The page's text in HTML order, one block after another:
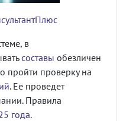
в
составы обезличен
пройти проверку на
. Ее проведет
Правила
года.